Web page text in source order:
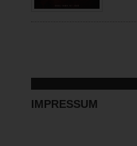
IMPRESSUM